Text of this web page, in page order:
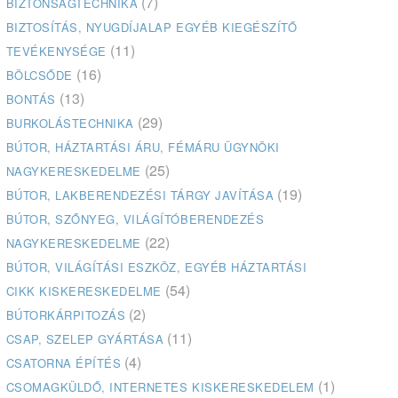
BIZTOSÍTÁS, NYUGDÍJALAP EGYÉB KIEGÉSZÍTŐ
TEVÉKENYSÉGE (11)
BÖLCSŐDE (16)
BONTÁS (13)
BURKOLÁSTECHNIKA (29)
BÚTOR, HÁZTARTÁSI ÁRU, FÉMÁRU ÜGYNÖKI
NAGYKERESKEDELME (25)
BÚTOR, LAKBERENDEZÉSI TÁRGY JAVÍTÁSA (19)
BÚTOR, SZŐNYEG, VILÁGÍTÓBERENDEZÉS
NAGYKERESKEDELME (22)
BÚTOR, VILÁGÍTÁSI ESZKÖZ, EGYÉB HÁZTARTÁSI
CIKK KISKERESKEDELME (54)
BÚTORKÁRPITOZÁS (2)
CSAP, SZELEP GYÁRTÁSA (11)
CSATORNA ÉPÍTÉS (4)
CSOMAGKÜLDŐ, INTERNETES KISKERESKEDELEM (1)